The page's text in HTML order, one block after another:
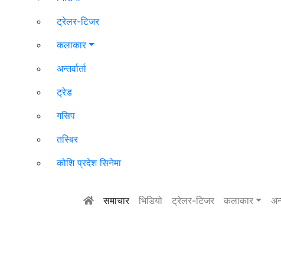
ट्रेलर-टिजर
कलाकार
अन्तर्वार्ता
ट्रेड
गसिप
तस्बिर
कोशि प्रदेश सिनेमा
समाचार भिडियो ट्रेलर-टिजर कलाकार